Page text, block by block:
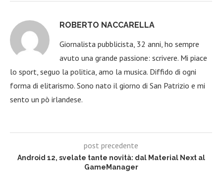
ROBERTO NACCARELLA
Giornalista pubblicista, 32 anni, ho sempre
avuto una grande passione: scrivere. Mi piace
lo sport, seguo la politica, amo la musica. Diffido di ogni
forma di elitarismo. Sono nato il giorno di San Patrizio e mi
sento un pò irlandese.
post precedente
Android 12, svelate tante novità: dal Material Next al
GameManager